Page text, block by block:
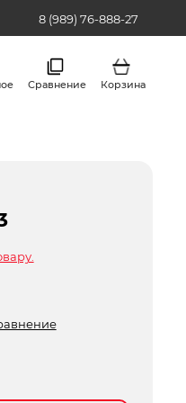
8 (989) 76-888-27
Сравнение Корзина